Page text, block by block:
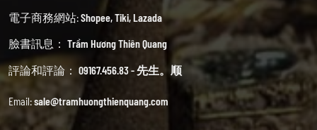
電子商務網站:Shopee,Tiki,Lazada
臉書訊息： Trầm Hương Thiên Quang
評論和評論： 09167.456.83 - 先生。顺
Email:sale@tramhuongthienquang.com